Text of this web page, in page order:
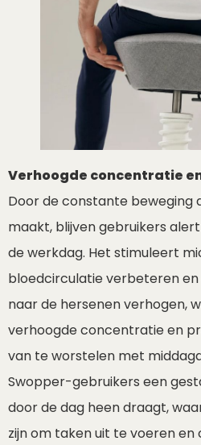
Verhoogde concentratie
Door de constante beweging
maakt, blijven gebruikers
de werkdag. Het stimuleert
bloedcirculatie verbeteren
naar de hersenen verhogen,
verhoogde concentratie en
van te worstelen met
Swopper-gebruikers een
door de dag heen draagt,
zijn om taken uit te voeren